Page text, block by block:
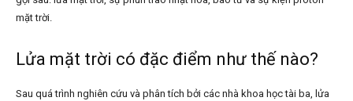
mặt trời.
Lửa mặt trời có đặc điểm như thế nào?
Sau quá trình nghiên cứu và phân tích bởi các nhà khoa học tài ba, lửa